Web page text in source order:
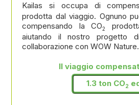
Kailas si occupa di
prodotta dal viaggio. Ognuno
compensando la CO2
aiutando il nostro progetto
collaborazione con WOW Nature.
Il viaggio
1.3 ton CO2